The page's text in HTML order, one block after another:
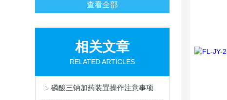
查看全部
相关文章
RELATED ARTICLES
磷酸三钠加药装置操作注意事项